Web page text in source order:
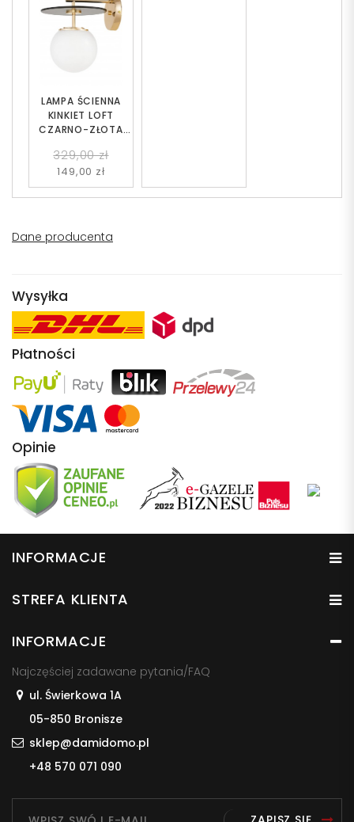
LAMPA ŚCIENNA
KINKIET LOFT
CZARNO-ZŁOTA
329,00 zł
149,00 zł
Dane producenta
Wysyłka
Płatności
Opinie
INFORMACJE
STREFA KLIENTA
INFORMACJE
Najczęściej zadawane pytania/FAQ
ul. Świerkowa 1A
05-850 Bronisze
sklep@damidomo.pl
+48 570 071 090